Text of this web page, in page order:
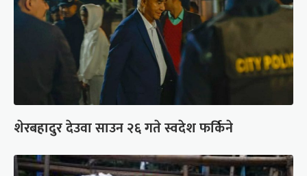
शेरबहादुर देउवा साउन २६ गते स्वदेश फर्किने